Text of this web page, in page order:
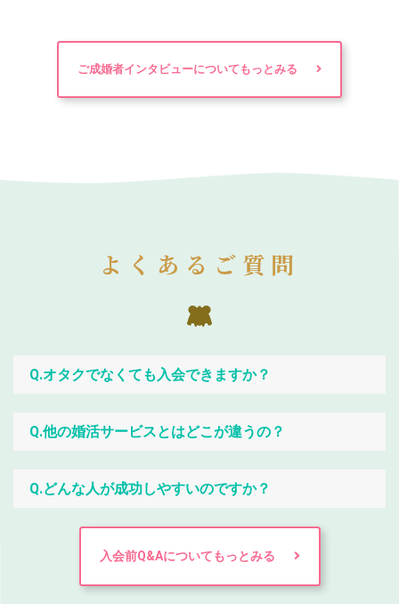
ご成婚者インタビューについてもっとみる
よくあるご質問
Q.オタクでなくても入会できますか？
Q.他の婚活サービスとはどこが違うの？
Q.どんな人が成功しやすいのですか？
入会前Q&Aについてもっとみる